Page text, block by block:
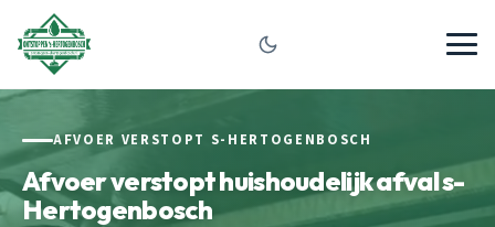
AFVOER VERSTOPT S-HERTOGENBOSCH
Afvoer verstopt huishoudelijk afval s-
Hertogenbosch